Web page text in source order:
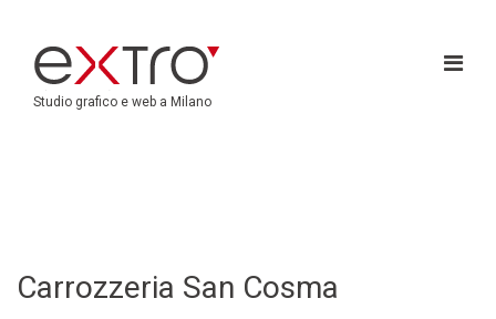
Studio grafico e web a Milano
Carrozzeria San Cosma